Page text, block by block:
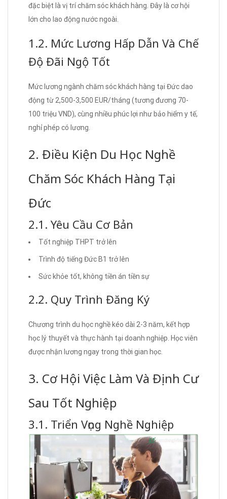
đặc biệt là vị trí chăm sóc khách hàng. Đây là cơ hội
lớn cho lao động nước ngoài.
1.2. Mức Lương Hấp Dẫn Và Chế
Độ Đãi Ngộ Tốt
Mức lương ngành chăm sóc khách hàng tại Đức dao
động từ 2,500-3,500 EUR/tháng (tương đương 70-
100 triệu VND), cùng nhiều phúc lợi như bảo hiểm y tế,
nghỉ phép có lương.
2. Điều Kiện Du Học Nghề
Chăm Sóc Khách Hàng Tại
Đức
2.1. Yêu Cầu Cơ Bản
Tốt nghiệp THPT trở lên
Trình độ tiếng Đức B1 trở lên
Sức khỏe tốt, không tiền án tiền sự
2.2. Quy Trình Đăng Ký
Chương trình du học nghề kéo dài 2-3 năm, kết hợp
học lý thuyết và thực hành tại doanh nghiệp. Học viên
được nhận lương ngay trong thời gian học.
3. Cơ Hội Việc Làm Và Định Cư
Sau Tốt Nghiệp
3.1. Triển Vọng Nghề Nghiệp